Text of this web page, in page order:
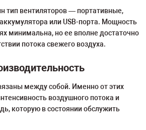
тип вентиляторов — портативные,
или USB-порта. Мощность
минимальна, но ее вполне достаточно
потока свежего воздуха.
между собой. Именно от этих
воздушного потока и
которую в состоянии обслужить